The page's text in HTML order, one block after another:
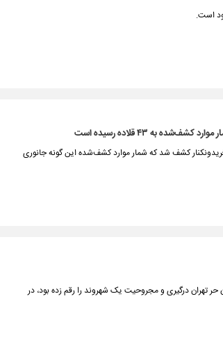
به ۴۳ قلاده رسیده است
کشف شد که شمار موارد کشف‌شده این گونه جانوری
تهران درگیری و مجروحیت یک شهروند را رقم زده بود، در